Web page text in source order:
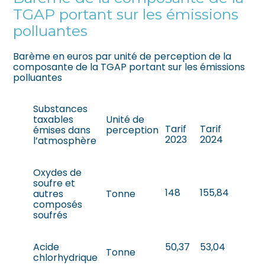
Être prêt pour la facturation
électronique
TGAP portant sur les émissions
polluantes
Barème en euros par unité de perception de la
composante de la TGAP portant sur les émissions
polluantes
Substances
taxables
émises dans
l’atmosphère
Unité de
perception Tarif
2023
Tarif
2024
Oxydes de
soufre et
autres
composés
soufrés
Tonne 148 155,84
Acide
chlorhydrique Tonne 50,37 53,04